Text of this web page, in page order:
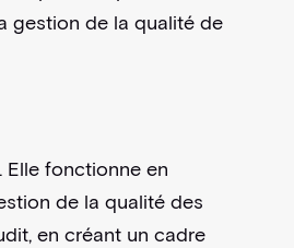
gestion de la qualité de
fonctionne en
de la qualité des
en créant un cadre